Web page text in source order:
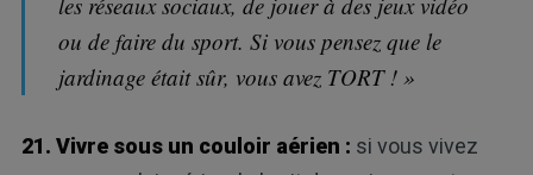
ou de faire du sport. Si vous pensez que le
jardinage était sûr, vous avez TORT ! »
21. Vivre sous un couloir aérien : si vous vivez